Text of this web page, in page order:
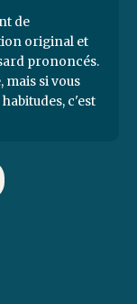
de
original et
prononcés.
mais si vous
c'est